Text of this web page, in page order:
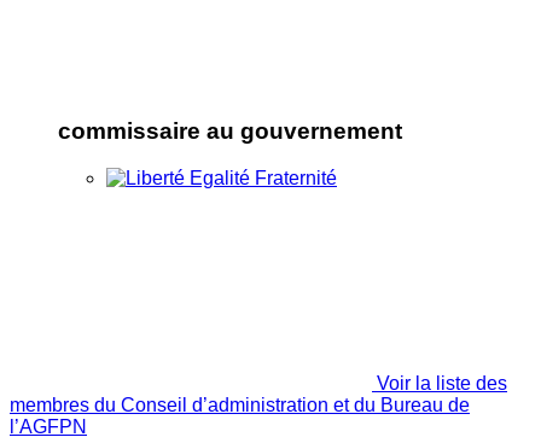
commissaire au gouvernement
Voir la liste des
membres du Conseil d’administration et du Bureau de
l’AGFPN